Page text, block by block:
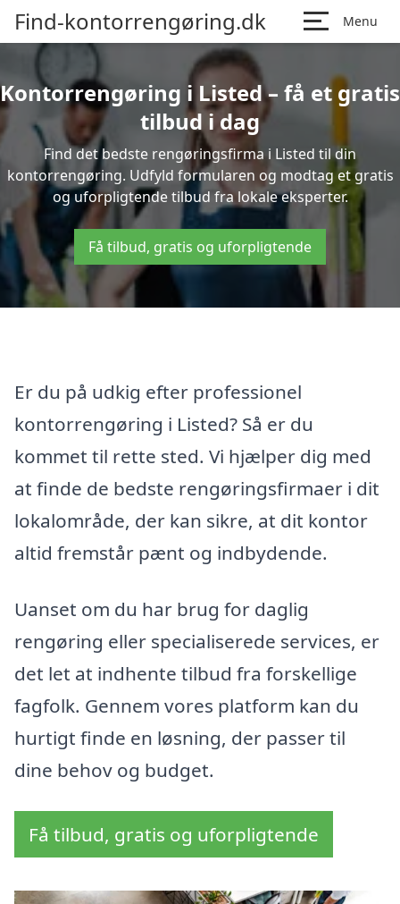
Find-kontorrengøring.dk Menu
Kontorrengøring i Listed – få et gratis
tilbud i dag
Find det bedste rengøringsfirma i Listed til din
kontorrengøring. Udfyld formularen og modtag et gratis
og uforpligtende tilbud fra lokale eksperter.
Få tilbud, gratis og uforpligtende
Er du på udkig efter professionel
kontorrengøring i Listed? Så er du
kommet til rette sted. Vi hjælper dig med
at finde de bedste rengøringsfirmaer i dit
lokalområde, der kan sikre, at dit kontor
altid fremstår pænt og indbydende.
Uanset om du har brug for daglig
rengøring eller specialiserede services, er
det let at indhente tilbud fra forskellige
fagfolk. Gennem vores platform kan du
hurtigt finde en løsning, der passer til
dine behov og budget.
Få tilbud, gratis og uforpligtende